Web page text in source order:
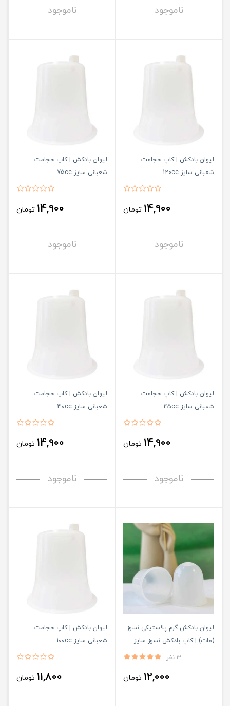
ناموجود ناموجود
لیوان بادکش | کاپ حجامت
شعبانی سایز 120cc
14,900 تومان
ناموجود
لیوان بادکش | کاپ حجامت
شعبانی سایز 75cc
14,900 تومان
ناموجود
لیوان بادکش | کاپ حجامت
شعبانی سایز 45cc
14,900 تومان
ناموجود
لیوان بادکش | کاپ حجامت
شعبانی سایز 30cc
14,900 تومان
ناموجود
لیوان بادکش گرم پلاستیکی نسوز
(مات) | کاپ بادکش نسوز سایز
بندی - نیمه شفاف - نسوز -
3 نفر
12,000 تومان
لیوان بادکش | کاپ حجامت
شعبانی سایز 100cc
11,800 تومان